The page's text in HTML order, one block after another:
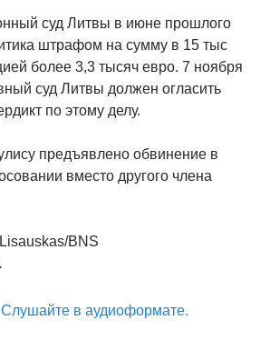
суд Литвы в июне прошлого
штрафом на сумму в 15 тыс
более 3,3 тысяч евро. 7 ноября
суд Литвы должен огласить
по этому делу.
предъявлено обвинение в
вместо другого члена
BNS
Слушайте в аудиоформате.